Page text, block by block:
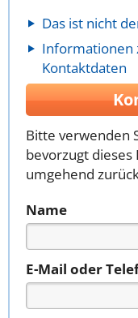
Das ist nicht
Informationen
Kontaktdaten
Bitte verwenden
bevorzugt dieses
umgehend
Name
E-Mail oder